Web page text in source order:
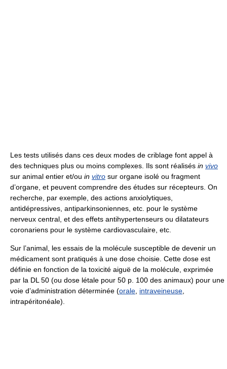
Les tests utilisés dans ces deux modes de criblage font appel à
des techniques plus ou moins complexes. Ils sont réalisés in vivo
sur animal entier et/ou in vitro sur organe isolé ou fragment
d’organe, et peuvent comprendre des études sur récepteurs. On
recherche, par exemple, des actions anxiolytiques,
antidépressives, antiparkinsoniennes, etc. pour le système
nerveux central, et des effets antihypertenseurs ou dilatateurs
coronariens pour le système cardiovasculaire, etc.
Sur l’animal, les essais de la molécule susceptible de devenir un
médicament sont pratiqués à une dose choisie. Cette dose est
définie en fonction de la toxicité aiguë de la molécule, exprimée
par la DL 50 (ou dose létale pour 50 p. 100 des animaux) pour une
voie d’administration déterminée (orale intraveineuse
intrapéritonéale).